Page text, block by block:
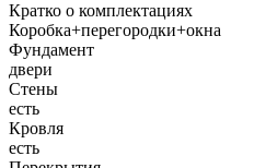
Кратко о комплектациях
Коробка+перегородки+окна
Фундамент
двери
Стены
есть
Кровля
есть